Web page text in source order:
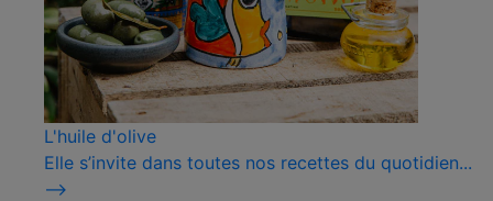
L'huile d'olive
Elle s’invite dans toutes nos recettes du quotidien...
⟶